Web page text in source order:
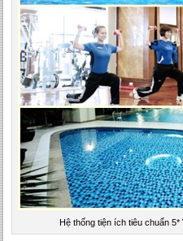
Hệ thống tiện ích tiêu chuẩn